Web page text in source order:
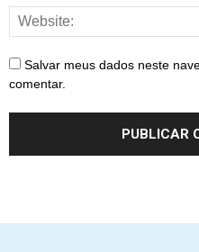
Salvar meus dados neste
comentar.